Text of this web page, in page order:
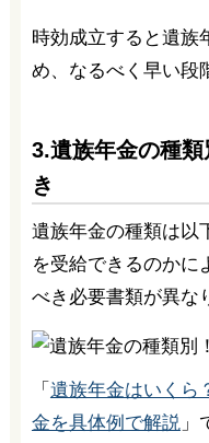
時効成立すると遺族
め、なるべく早い段
3.遺族年金の種
き
遺族年金の種類は以
を受給できるのかに
べき必要書類が異な
「 遺族年金はいくら
金を具体例で解説 」